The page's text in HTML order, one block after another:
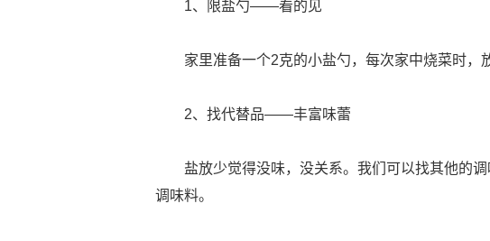
1、限盐勺——看的见
家里准备一个2克的小盐勺，每次家中烧菜时，
2、找代替品——丰富味蕾
盐放少觉得没味，没关系。我们可以找其他的
调味料。